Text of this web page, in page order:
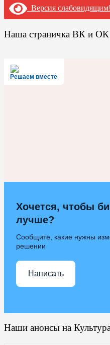
Версия слабовидящим!
Наша страничка ВК и ОК
Решаем вместе
Хочется, чтобы
лучше?
Сообщите, какие нужны
решении
Написать
Наши анонсы на